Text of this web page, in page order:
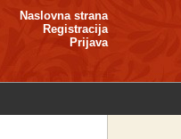
Naslovna strana
Registracija
Prijava